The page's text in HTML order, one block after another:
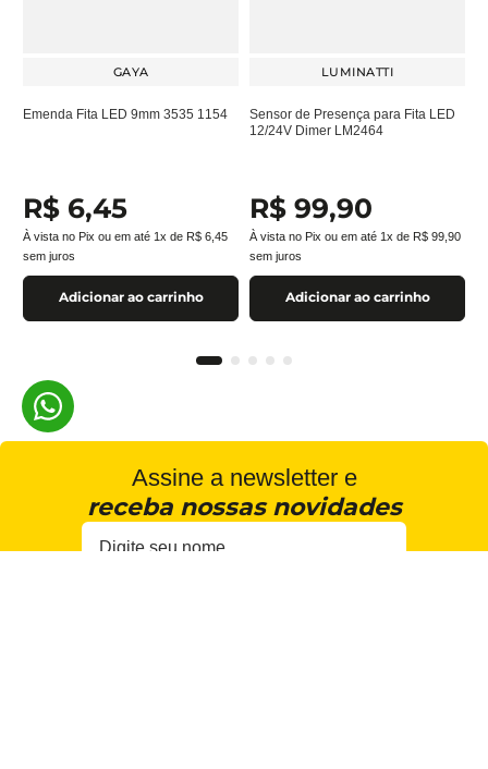
GAYA
Emenda Fita LED 9mm 3535 1154
R$ 6,45
À vista no Pix ou em até 1x de R$ 6 45
sem juros
Adicionar ao carrinho
LUMINATTI
Sensor de Presença para Fita LED
12/24V Dimer LM2464
R$ 99,90
À vista no Pix ou em até 1x de R$ 99 90
sem juros
Adicionar ao carrinho
Assine a newsletter e
receba nossas novidades